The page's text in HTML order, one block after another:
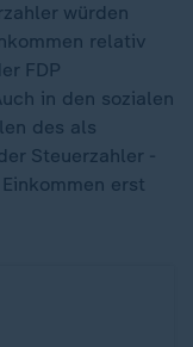
würden
relativ
FDP
in den sozialen
des als
Steuerzahler -
erst